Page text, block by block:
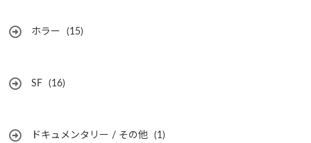
ホラー (15)
SF (16)
ドキュメンタリー / その他 (1)